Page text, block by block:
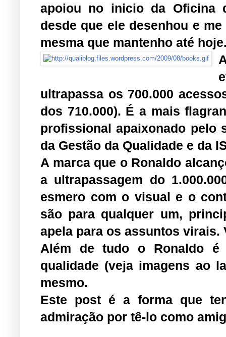
apoiou no inicio da Oficina
desde que ele desenhou e
mesma que mantenho até
ultrapassa os 700.000
dos 710.000). É a mais
profissional apaixonado pelo
da Gestão da Qualidade e da
A marca que o Ronaldo
a ultrapassagem do
esmero com o visual e o
são para qualquer um,
apela para os assuntos
Além de tudo o Ronaldo
qualidade (veja imagens ao
mesmo.
Este post é a forma que
admiração por tê-lo como